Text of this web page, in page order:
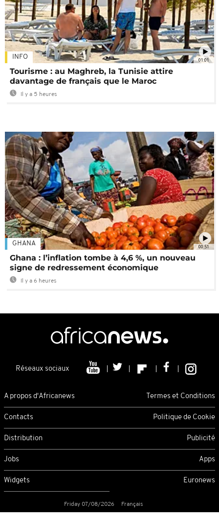
01:01
INFO
Tourisme : au Maghreb, la Tunisie attire
davantage de français que le Maroc
Il y a 5 heures
00:51
GHANA
Ghana : l’inflation tombe à 4,6 %, un nouveau
signe de redressement économique
Il y a 6 heures
Réseaux sociaux
A propos d'Africanews Termes et Conditions
Contacts Politique de Cookie
Distribution Publicité
Jobs Apps
Widgets Euronews
Friday 07/08/2026